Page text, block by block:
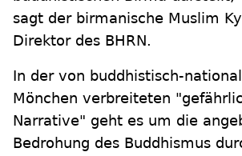
sagt der birmanische Muslim
Direktor des BHRN.
In der von buddhistisch-
Mönchen verbreiteten
Narrative" geht es um die
Bedrohung des Buddhismus